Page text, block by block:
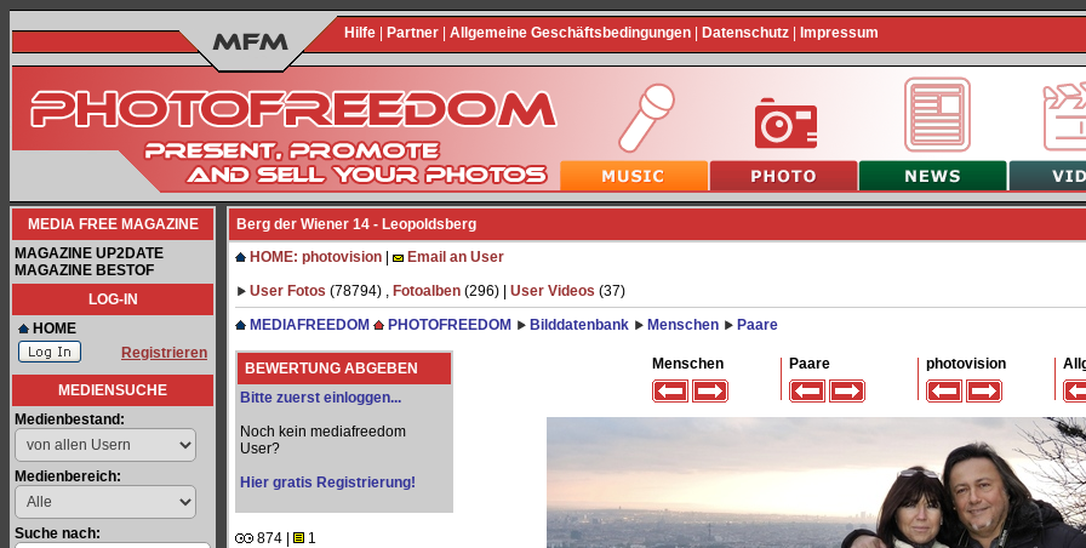
Hilfe Partner Allgemeine Geschäftsbedingungen Datenschutz Impressum
MEDIA FREE MAGAZINE
MAGAZINE UP2DATE
MAGAZINE BESTOF
LOG-IN
HOME
Registrieren
MEDIENSUCHE
Medienbestand:
Medienbereich:
Suche nach:
Berg der Wiener 14 - Leopoldsberg
HOME: photovision
Email an User
User Fotos (78794) , Fotoalben (296) | User Videos (37)
MEDIAFREEDOM
PHOTOFREEDOM Bilddatenbank Menschen Paare
BEWERTUNG ABGEBEN
Bitte zuerst einloggen...
Noch kein mediafreedom
User?
Hier gratis Registrierung!
874 |
1
Menschen Paare photovision